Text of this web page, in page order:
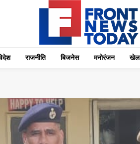
राजनीति बिजनेस मनोरंजन खेल